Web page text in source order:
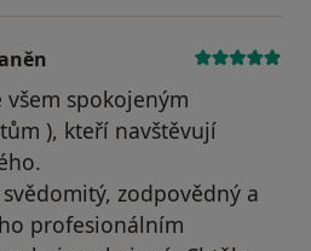
spokojeným
), kteří navštěvují
zodpovědný a
profesionálním